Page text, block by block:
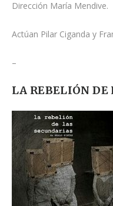
Dirección María Mendive.
Actúan Pilar Ciganda y
–
LA REBELIÓN DE